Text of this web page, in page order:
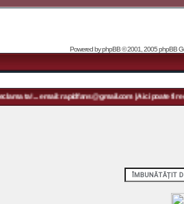
Powered byphpBB© 2001, 2005 phpBB
ta! ... email: rapidfans@gmail.com | Aici poate fi